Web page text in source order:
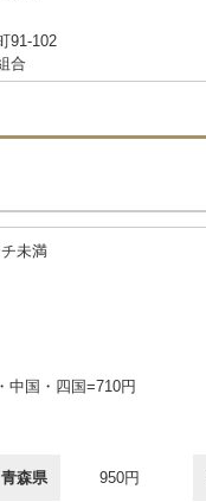
91-102
合
未満
中国・四国=710円
青森県 950円